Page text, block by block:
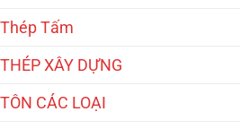
Thép Tấm
THÉP XÂY DỰNG
TÔN CÁC LOẠI